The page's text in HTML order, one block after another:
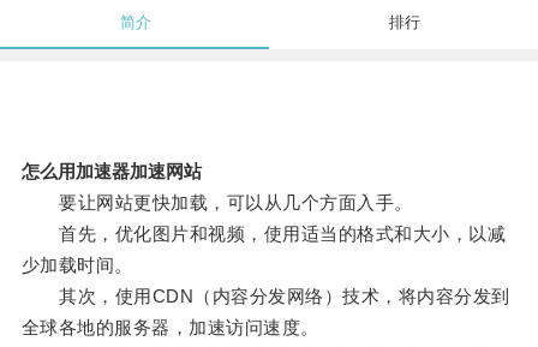
简介 排行
怎么用加速器加速网站
要让网站更快加载，可以从几个方面入手。
首先，优化图片和视频，使用适当的格式和大小，以减
少加载时间。
其次，使用CDN（内容分发网络）技术，将内容分发到
全球各地的服务器，加速访问速度。